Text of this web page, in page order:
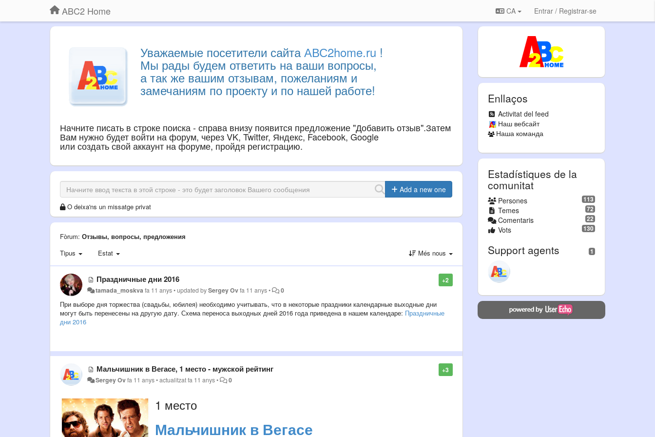
ABC2 Home CA Entrar / Registrar-se
Уважаемые посетители сайтаАВС2home.ru !
Мы рады будем ответить на ваши вопросы,
а так же вашим отзывам, пожеланиям и
замечаниям по проекту и по нашей работе!
Начните писать в строке поиска - справа внизу появится предложение "Добавить отзыв".Затем
Вам нужно будет войти на форум, через VK, Twitter, Яндекс, Facebook, Google
или создать свой аккаунт на форуме, пройдя регистрацию.
Add a new one
O deixa'ns un missatge privat
Fòrum: Отзывы, вопросы, предложения
Tipus
Estat Més nous
+2
Праздничные дни 2016
tamada_moskvafa 11 anys•updated bySergey Ovfa 11 anys• 0
При выборе дня торжества (свадьбы, юбилея) необходимо учитывать, что в некоторые праздники календарные выходные дни
могут быть перенесены на другую дату. Схема переноса выходных дней 2016 года приведена в нашем календаре: Праздничные
дни 2016
+3
Мальчишник в Вегасе, 1 место - мужской рейтинг
Sergey Ovfa 11 anys•actualitzatfa 11 anys• 0
1 место
Мальчишник в Вегасе
Enllaços
Activitat del feed
Наш вебсайт
Наша команда
Estadístiques de la
comunitat
113
Persones
72
Temes
22
Comentaris
130
Vots
1
Support agents